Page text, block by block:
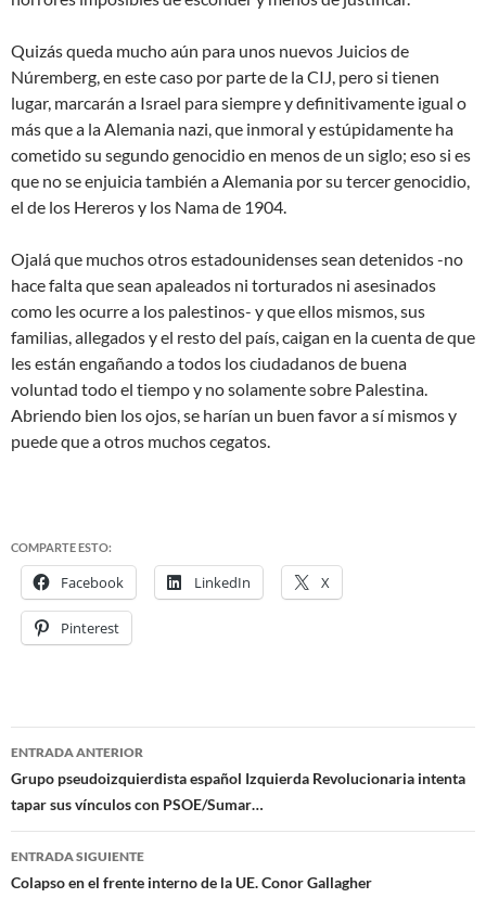
Quizás queda mucho aún para unos nuevos Juicios de
Núremberg, en este caso por parte de la CIJ, pero si tienen
lugar, marcarán a Israel para siempre y definitivamente igual o
más que a la Alemania nazi, que inmoral y estúpidamente ha
cometido su segundo genocidio en menos de un siglo; eso si es
que no se enjuicia también a Alemania por su tercer genocidio,
el de los Hereros y los Nama de 1904.
Ojalá que muchos otros estadounidenses sean detenidos -no
hace falta que sean apaleados ni torturados ni asesinados
como les ocurre a los palestinos- y que ellos mismos, sus
familias, allegados y el resto del país, caigan en la cuenta de que
les están engañando a todos los ciudadanos de buena
voluntad todo el tiempo y no solamente sobre Palestina.
Abriendo bien los ojos, se harían un buen favor a sí mismos y
puede que a otros muchos cegatos.
COMPARTE ESTO:
Facebook LinkedIn X
Pinterest
Navegación
de
entradas
ENTRADA ANTERIOR
Grupo pseudoizquierdista español Izquierda Revolucionaria intenta
tapar sus vínculos con PSOE/Sumar…
ENTRADA SIGUIENTE
Colapso en el frente interno de la UE. Conor Gallagher